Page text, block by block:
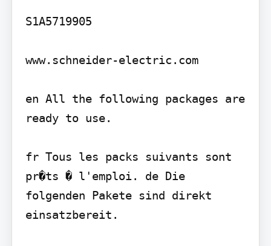
S1A5719905
www.schneider-electric.com
en All the following packages are
ready to use.
fr Tous les packs suivants sont
pr�ts � l'emploi. de Die
folgenden Pakete sind direkt
einsatzbereit.